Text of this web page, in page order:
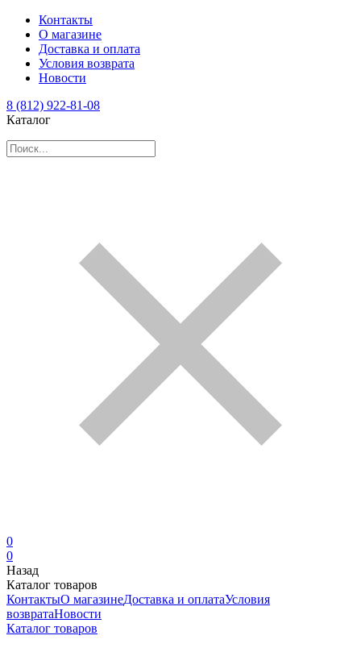
Контакты
О магазине
Доставка и оплата
Условия возврата
Новости
8 (812) 922-81-08
Каталог
0
0
Назад
Каталог товаров
КонтактыО магазинеДоставка и оплатаУсловия
возвратаНовости
Каталог товаров